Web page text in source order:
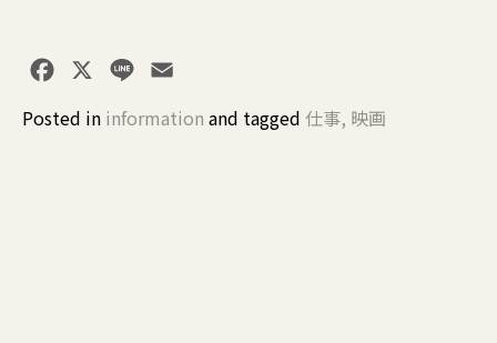
Facebook Line
Posted in information and tagged 仕事, 映画